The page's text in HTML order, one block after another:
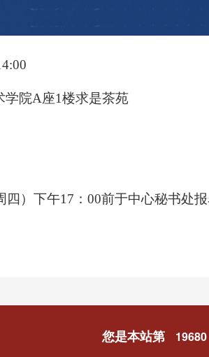
学院A座1楼求是茶苑
四）下午17 ： 00前于中心秘书处报
您是本站第 19680